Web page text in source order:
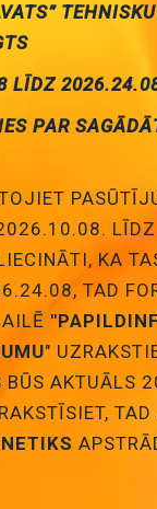
6V/20mA,
DLC2-6ED
LĪDZ
PAR
KA
TAD
"
BŪS AKTUĀLS
TAD
NETIKS